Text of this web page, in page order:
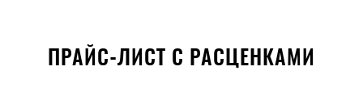
ПРАЙС-ЛИСТ С РАСЦЕНКАМИ